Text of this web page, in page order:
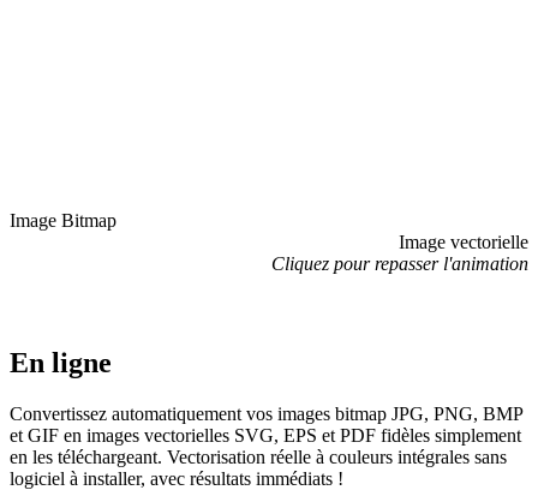
Image Bitmap
Image vectorielle
Cliquez pour repasser l'animation
En ligne
Convertissez automatiquement vos images bitmap JPG, PNG, BMP
et GIF en images vectorielles SVG, EPS et PDF fidèles simplement
en les téléchargeant. Vectorisation réelle à couleurs intégrales sans
logiciel à installer, avec résultats immédiats !